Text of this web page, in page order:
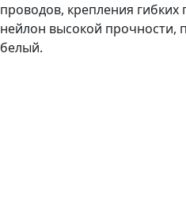
проводов, крепления
нейлон высокой
белый.